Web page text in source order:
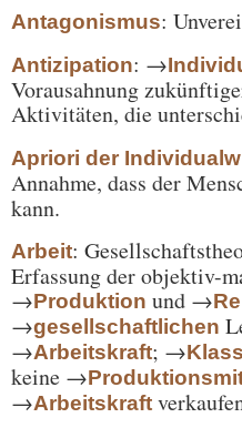
Antagonismus:
Antizipation: →
Vorausahnung
Aktivitäten, die
Apriori der
Annahme, dass der
kann.
Arbeit:
Erfassung der objektiv-
→Produktion und →
→gesellschaftlichen
→Arbeitskraft; →
keine →
→Arbeitskraft